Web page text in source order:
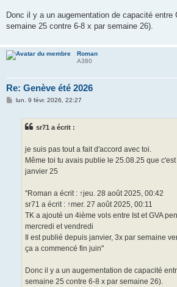
Donc il y a un augementation de capacité entre
semaine 25 contre 6-8 x par semaine 26).
Roman
A380
Re: Genève été 2026
Mlun. 9 févr. 2026, 22:27
sr71 a écrit :
je suis pas tout a fait d'accord avec toi.
Même toi tu avais publie le 25.08.25 que
janvier 25
''Roman a écrit : ↑jeu. 28 août 2025, 00:42
sr71 a écrit : ↑mer. 27 août 2025, 00:11
TK a ajouté un 4ième vols entre Ist et GVA
mercredi et vendredi
Il est publié depuis janvier, 3x par semaine
ça a commencé fin juin''
Donc il y a un augementation de capacité
semaine 25 contre 6-8 x par semaine 26).